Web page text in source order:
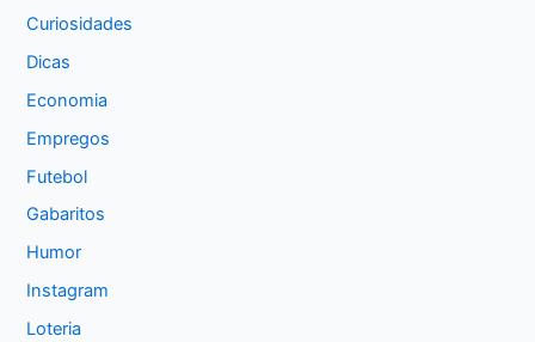
Curiosidades
Dicas
Economia
Empregos
Futebol
Gabaritos
Humor
Instagram
Loteria